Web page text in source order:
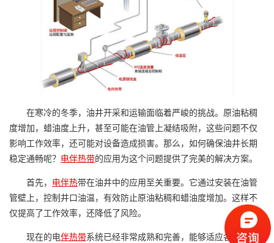
在寒冷的冬季，油井开采和运输面临着严峻的挑战。原油粘稠
度增加，蜡油度上升，甚至可能在油管上凝结吸附，这些问题不仅
影响工作效率，还可能对设备造成损害。那么，如何确保油井长期
稳定通畅呢？ 电伴热带的应用为这个问题提供了完美的解决方案。
首先， 电伴热带在油井中的应用至关重要。它通过安装在油管
管壁上，控制井口油温，有效防止原油粘稠和蜡油度增加。这样不
仅提高了工作效率，还降低了风险。
现在的电伴热带系统已经非常成熟和完善，能够适应各种环境